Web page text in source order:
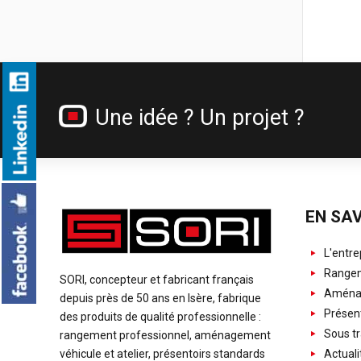
Une idée ? Un projet ?
SORI, concepteur et fabricant français
depuis près de 50 ans en Isère, fabrique
des produits de qualité professionnelle :
rangement professionnel, aménagement
véhicule et atelier, présentoirs standards
EN
Sous